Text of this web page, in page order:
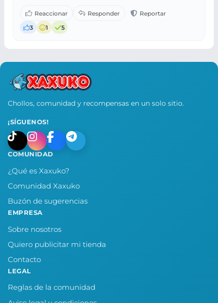
3 1 5
Chollos, comunidad y recompensas en un solo sitio.
¡SÍGUENOS!
COMUNIDAD
¿Qué es Xaxuko?
Comunidad Xaxuko
Buzón de sugerencias
EMPRESA
Sobre nosotros
Quiero publicitar mi tienda
Contacto
LEGAL
Reglas de la comunidad